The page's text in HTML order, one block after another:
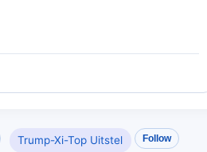
Trump-Xi-Top Uitstel Follow